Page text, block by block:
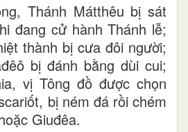
Thánh Mátthêu bị sát
đang cử hành Thánh lễ;
thành bị cưa đôi người;
bị đánh bằng dùi cui;
vị Tông đồ được chọn
bị ném đá rồi chém
Giuđêa.